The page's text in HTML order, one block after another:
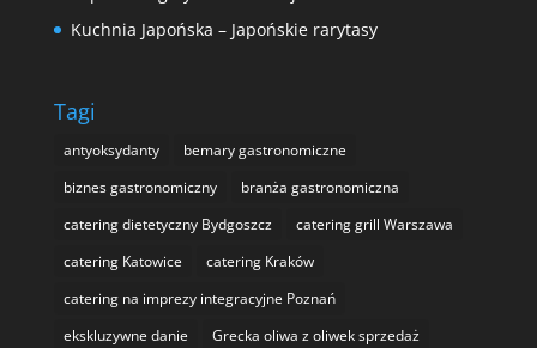
Kuchnia Japońska – Japońskie rarytasy
Tagi
antyoksydanty
bemary gastronomiczne
biznes gastronomiczny
branża gastronomiczna
catering dietetyczny Bydgoszcz
catering grill Warszawa
catering Katowice
catering Kraków
catering na imprezy integracyjne Poznań
ekskluzywne danie
Grecka oliwa z oliwek sprzedaż